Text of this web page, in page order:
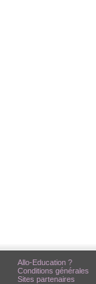
Allo-Education ?
Conditions générales
Sites partenaires